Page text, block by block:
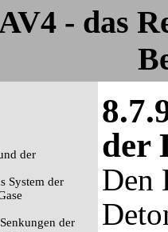
- das
der
System der
der
der
Den